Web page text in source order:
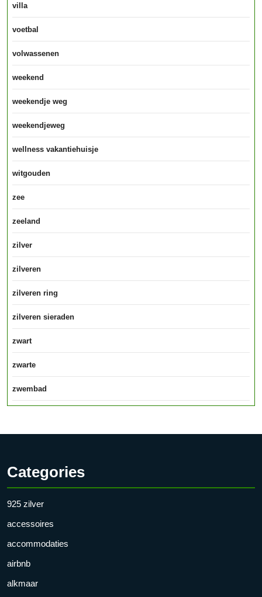
villa
voetbal
volwassenen
weekend
weekendje weg
weekendjeweg
wellness vakantiehuisje
witgouden
zee
zeeland
zilver
zilveren
zilveren ring
zilveren sieraden
zwart
zwarte
zwembad
Categories
925 zilver
accessoires
accommodaties
airbnb
alkmaar